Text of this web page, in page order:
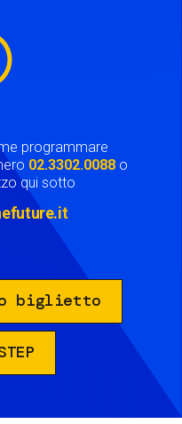
programmare
02.3302.0088 o
qui sotto
biglietto